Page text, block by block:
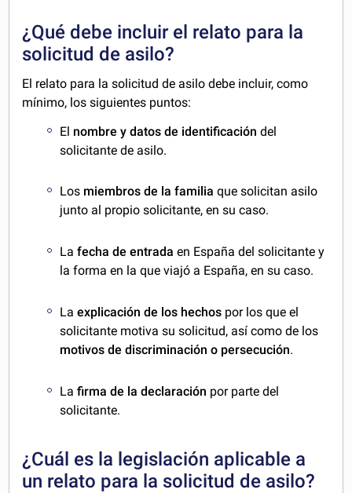
¿Qué debe incluir el relato para la
solicitud de asilo?
El relato para la solicitud de asilo debe incluir, como
mínimo, los siguientes puntos:
El nombre y datos de identificación del
solicitante de asilo.
Los miembros de la familia que solicitan asilo
junto al propio solicitante, en su caso.
Lafecha de entrada en España del solicitante y
la forma en la que viajó a España, en su caso.
Laexplicación de los hechos por los que el
solicitante motiva su solicitud, así como de los
motivos de discriminación o persecución.
Lafirma de la declaración por parte del
solicitante.
¿Cuál es la legislación aplicable a
un relato para la solicitud de asilo?